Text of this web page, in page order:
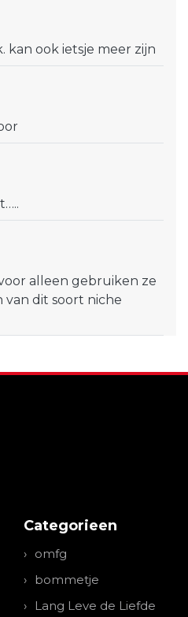
kan ook ietsje meer zijn
alleen gebruiken ze
van dit soort niche
Categorieen
omfg
bommetje
Lang Leve de Liefde